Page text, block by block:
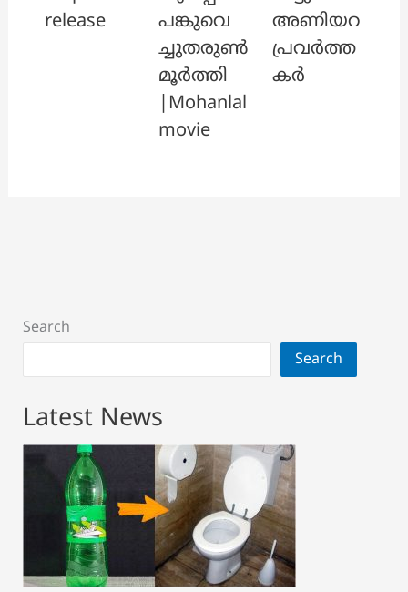
release
പങ്കുവെ
ച്ചുതരുൺ
മൂർത്തി
|Mohanlal
movie
അണിയറ
പ്രവർത്ത
കർ
Search
Search
Latest News